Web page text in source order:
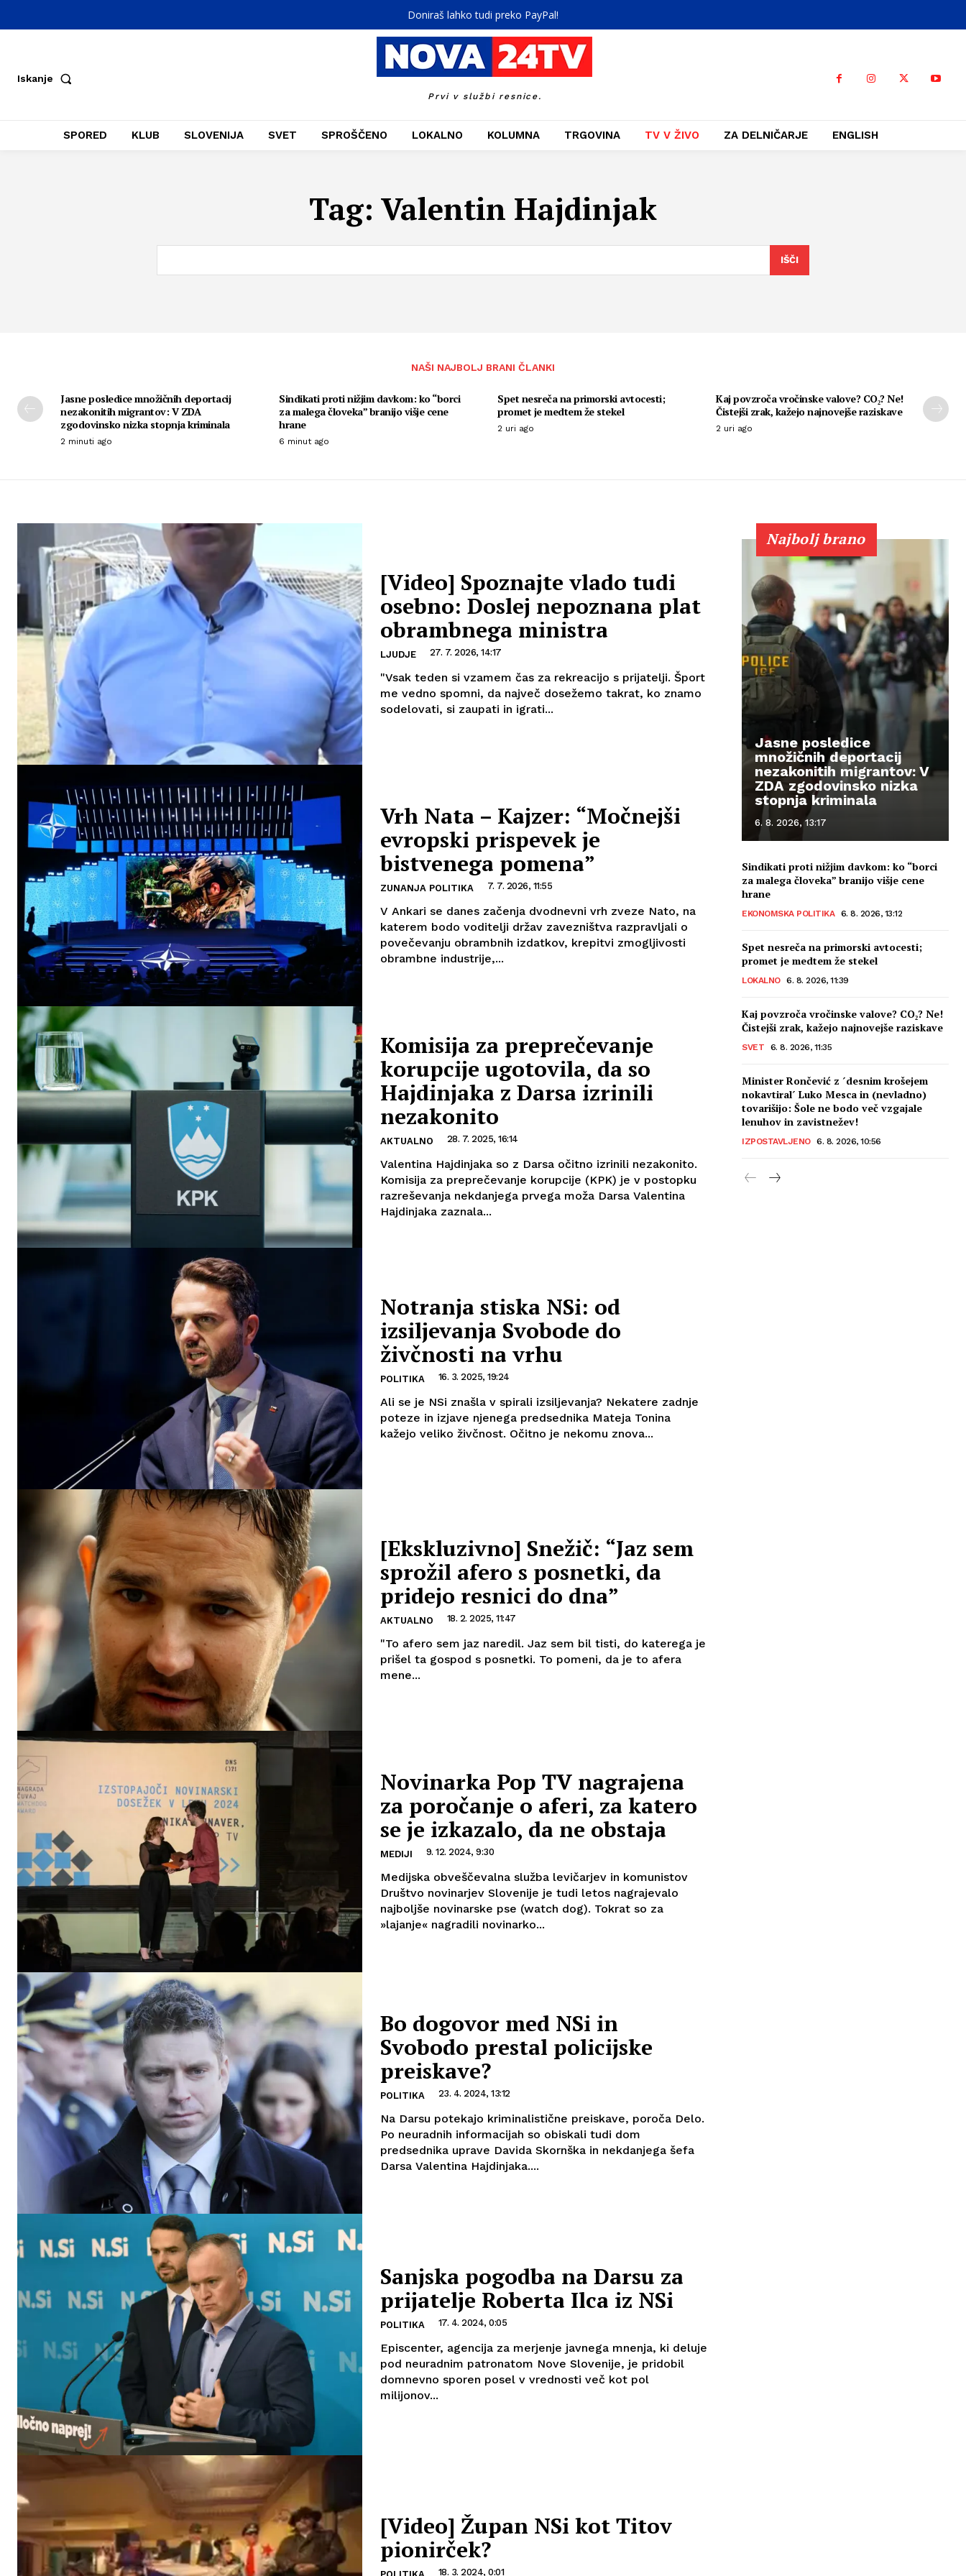
Doniraš lahko tudi preko PayPal!
Iskanje
Prvi v službi resnice.
SPORED KLUB SLOVENIJA SVET SPROŠČENO LOKALNO KOLUMNA TRGOVINA TV V ŽIVO ZA DELNIČARJE ENGLISH
Tag: Valentin Hajdinjak
IŠČI
NAŠI NAJBOLJ BRANI ČLANKI
Jasne posledice množičnih deportacij
nezakonitih migrantov: V ZDA
zgodovinsko nizka stopnja kriminala
2 minuti ago
Sindikati proti nižjim davkom: ko “borci
za malega človeka” branijo višje cene
hrane
6 minut ago
Spet nesreča na primorski avtocesti;
promet je medtem že stekel
2 uri ago
Kaj povzroča vročinske valove? CO₂? Ne!
Čistejši zrak, kažejo najnovejše raziskave
2 uri ago
[Video] Spoznajte vlado tudi
osebno: Doslej nepoznana plat
obrambnega ministra
LJUDJE 27. 7. 2026, 14:17
"Vsak teden si vzamem čas za rekreacijo s prijatelji. Šport
me vedno spomni, da največ dosežemo takrat, ko znamo
sodelovati, si zaupati in igrati...
Vrh Nata – Kajzer: “Močnejši
evropski prispevek je
bistvenega pomena”
ZUNANJA POLITIKA 7. 7. 2026, 11:55
V Ankari se danes začenja dvodnevni vrh zveze Nato, na
katerem bodo voditelji držav zavezništva razpravljali o
povečevanju obrambnih izdatkov, krepitvi zmogljivosti
obrambne industrije,...
Komisija za preprečevanje
korupcije ugotovila, da so
Hajdinjaka z Darsa izrinili
nezakonito
AKTUALNO 28. 7. 2025, 16:14
Valentina Hajdinjaka so z Darsa očitno izrinili nezakonito.
Komisija za preprečevanje korupcije (KPK) je v postopku
razreševanja nekdanjega prvega moža Darsa Valentina
Hajdinjaka zaznala...
Notranja stiska NSi: od
izsiljevanja Svobode do
živčnosti na vrhu
POLITIKA 16. 3. 2025, 19:24
Ali se je NSi znašla v spirali izsiljevanja? Nekatere zadnje
poteze in izjave njenega predsednika Mateja Tonina
kažejo veliko živčnost. Očitno je nekomu znova...
[Ekskluzivno] Snežič: “Jaz sem
sprožil afero s posnetki, da
pridejo resnici do dna”
AKTUALNO 18. 2. 2025, 11:47
"To afero sem jaz naredil. Jaz sem bil tisti, do katerega je
prišel ta gospod s posnetki. To pomeni, da je to afera
mene...
Novinarka Pop TV nagrajena
za poročanje o aferi, za katero
se je izkazalo, da ne obstaja
MEDIJI 9. 12. 2024, 9:30
Medijska obveščevalna služba levičarjev in komunistov
Društvo novinarjev Slovenije je tudi letos nagrajevalo
najboljše novinarske pse (watch dog). Tokrat so za
»lajanje« nagradili novinarko...
Bo dogovor med NSi in
Svobodo prestal policijske
preiskave?
POLITIKA 23. 4. 2024, 13:12
Na Darsu potekajo kriminalistične preiskave, poroča Delo.
Po neuradnih informacijah so obiskali tudi dom
predsednika uprave Davida Skornška in nekdanjega šefa
Darsa Valentina Hajdinjaka....
Sanjska pogodba na Darsu za
prijatelje Roberta Ilca iz NSi
POLITIKA 17. 4. 2024, 0:05
Episcenter, agencija za merjenje javnega mnenja, ki deluje
pod neuradnim patronatom Nove Slovenije, je pridobil
domnevno sporen posel v vrednosti več kot pol
milijonov...
[Video] Župan NSi kot Titov
pionirček?
18. 3. 2024, 0:01
Najbolj brano
Jasne posledice
množičnih deportacij
nezakonitih migrantov: V
ZDA zgodovinsko nizka
stopnja kriminala
6. 8. 2026, 13:17
Sindikati proti nižjim davkom: ko “borci
za malega človeka” branijo višje cene
hrane
EKONOMSKA POLITIKA 6. 8. 2026, 13:12
Spet nesreča na primorski avtocesti;
promet je medtem že stekel
LOKALNO 6. 8. 2026, 11:39
Kaj povzroča vročinske valove? CO₂? Ne!
Čistejši zrak, kažejo najnovejše raziskave
SVET 6. 8. 2026, 11:35
Minister Rončević z ´desnim krošejem
nokavtiral´ Luko Mesca in (nevladno)
tovarišijo: Šole ne bodo več vzgajale
lenuhov in zavistnežev!
IZPOSTAVLJENO 6. 8. 2026, 10:56